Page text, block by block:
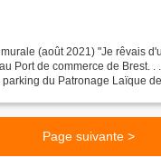
(août 2021) "Je rêvais
Port de commerce de Brest. .
parking du Patronage Laïque
Page suivante >